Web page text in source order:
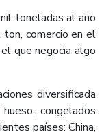
toneladas al año
comercio en el
que negocia algo
diversificada
congelados
países: China,